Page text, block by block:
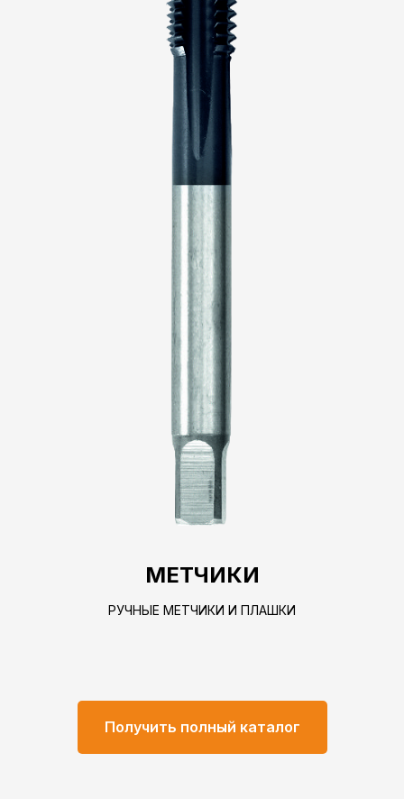
МЕТЧИКИ
РУЧНЫЕ МЕТЧИКИ И ПЛАШКИ
Получить полный каталог